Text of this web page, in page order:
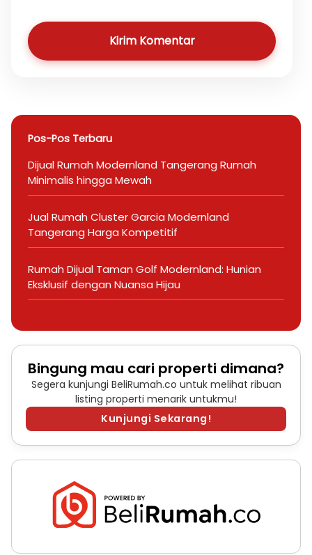
Kirim Komentar
Pos-Pos Terbaru
Dijual Rumah Modernland Tangerang Rumah
Minimalis hingga Mewah
Jual Rumah Cluster Garcia Modernland
Tangerang Harga Kompetitif
Rumah Dijual Taman Golf Modernland: Hunian
Eksklusif dengan Nuansa Hijau
Bingung mau cari properti dimana?
Segera kunjungi BeliRumah.co untuk melihat ribuan
listing properti menarik untukmu!
Kunjungi Sekarang!